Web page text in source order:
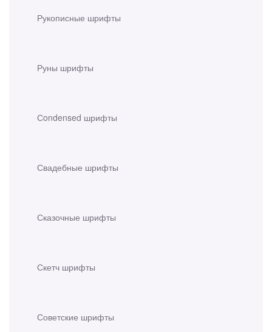
Рукописные шрифты
Руны шрифты
Сondensed шрифты
Свадебные шрифты
Сказочные шрифты
Скетч шрифты
Советские шрифты